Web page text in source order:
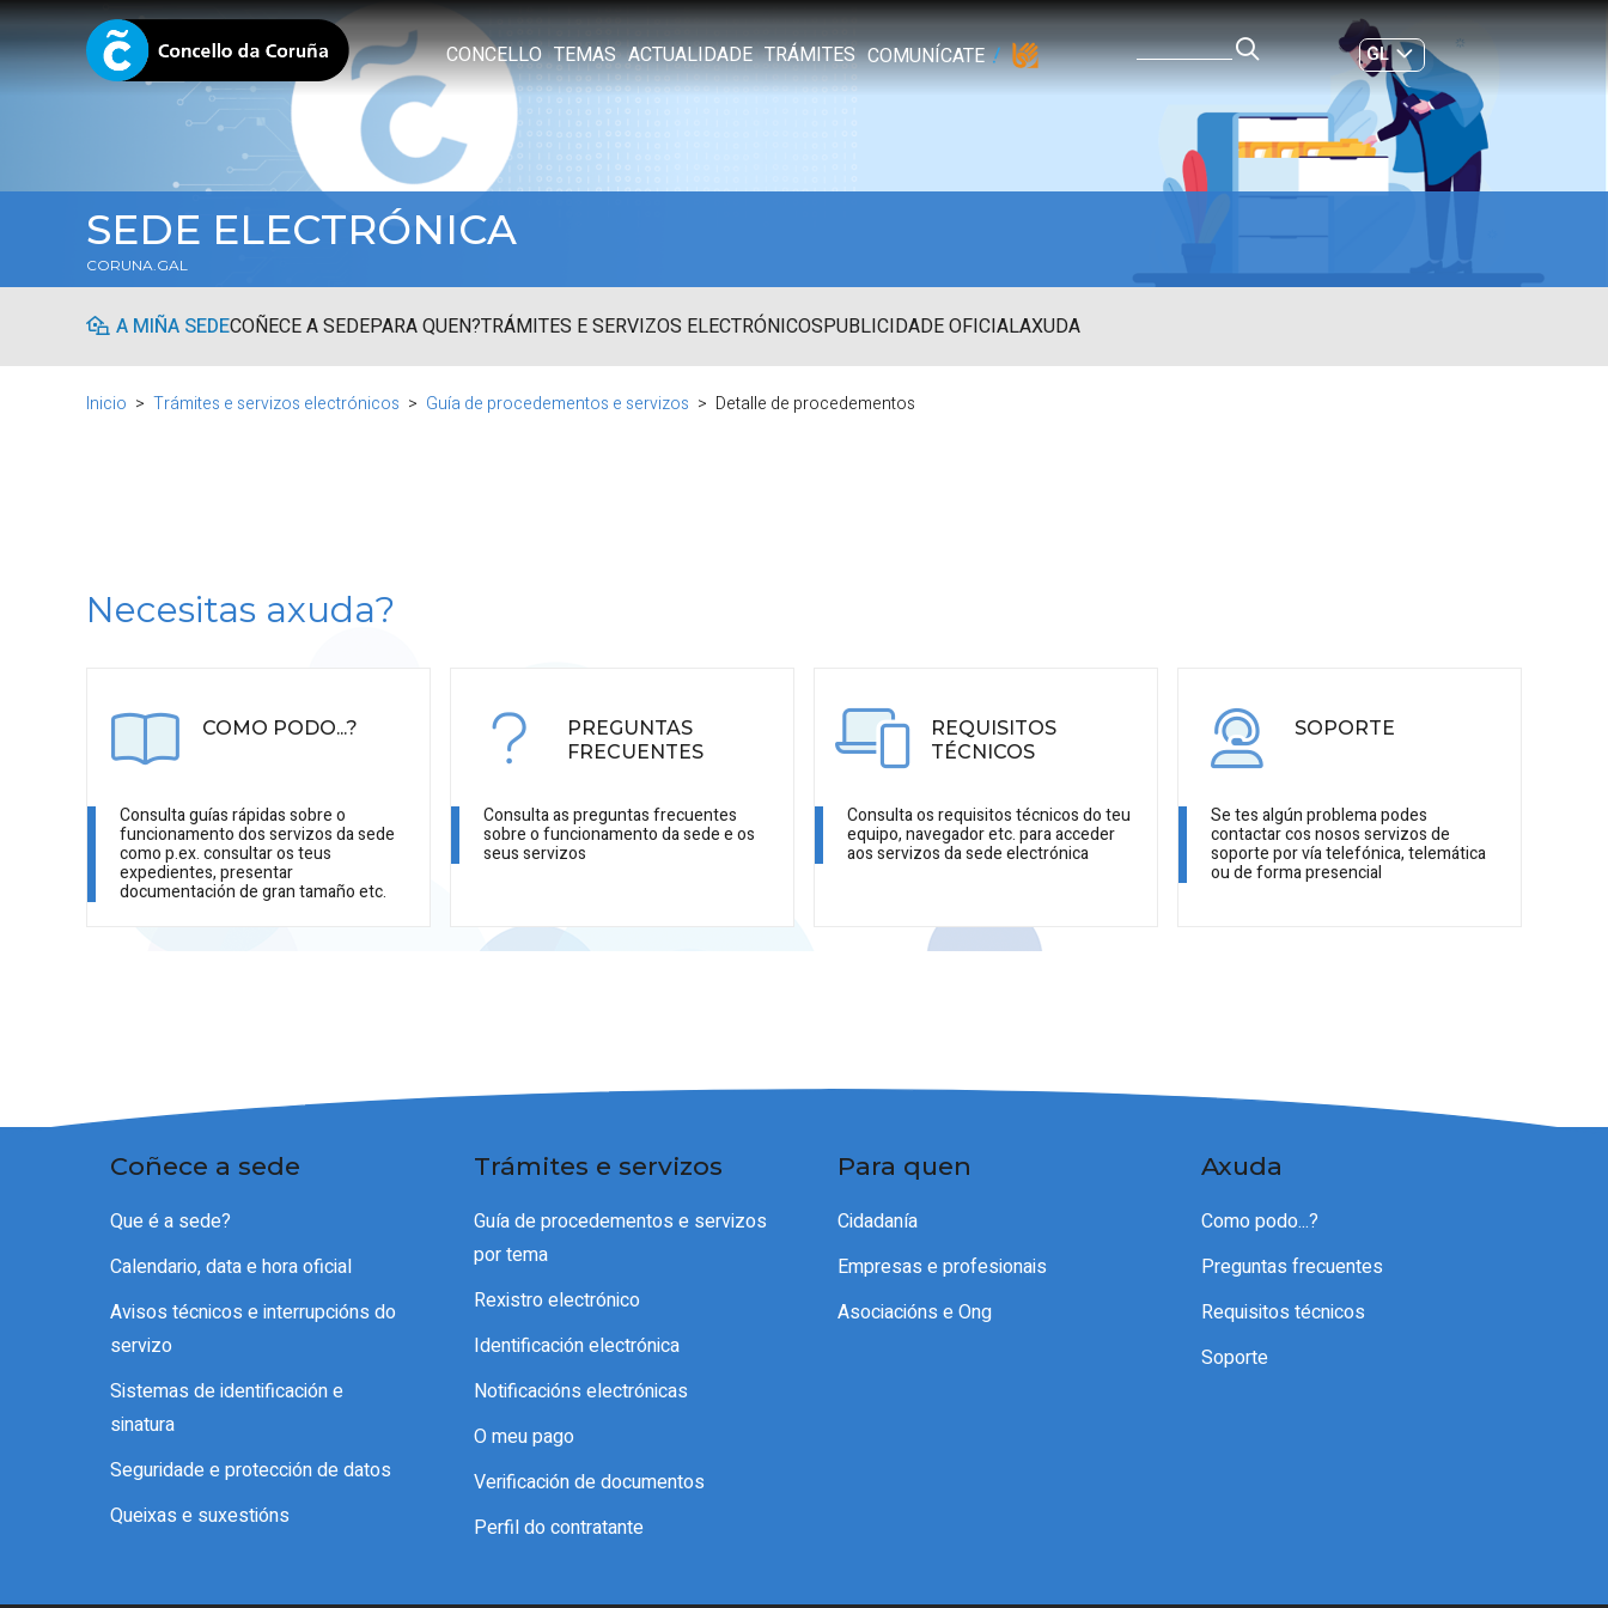
CONCELLO TEMAS ACTUALIDADE TRÁMITES COMUNÍCATE
GL
ES|
SEDE ELECTRÓNICA
CORUNA.GAL
A MIÑA SEDECOÑECE A SEDEPARA QUEN?TRÁMITES E SERVIZOS ELECTRÓNICOSPUBLICIDADE OFICIALAXUDA
Inicio Trámites e servizos electrónicos Guía de procedementos e servizos Detalle de procedementos
Necesitas axuda?
COMO PODO...?
Consulta guías rápidas sobre o
funcionamento dos servizos da sede
como p.ex. consultar os teus
expedientes, presentar
documentación de gran tamaño etc.
PREGUNTAS
FRECUENTES
Consulta as preguntas frecuentes
sobre o funcionamento da sede e os
seus servizos
REQUISITOS
TÉCNICOS
Consulta os requisitos técnicos do teu
equipo, navegador etc. para acceder
aos servizos da sede electrónica
SOPORTE
Se tes algún problema podes
contactar cos nosos servizos de
soporte por vía telefónica, telemática
ou de forma presencial
Coñece a sede
Que é a sede?
Calendario, data e hora oficial
Avisos técnicos e interrupcións do
servizo
Sistemas de identificación e
sinatura
Seguridade e protección de datos
Queixas e suxestións
Trámites e servizos
Guía de procedementos e servizos
por tema
Rexistro electrónico
Identificación electrónica
Notificacións electrónicas
O meu pago
Verificación de documentos
Perfil do contratante
Para quen
Cidadanía
Empresas e profesionais
Asociacións e Ong
Axuda
Como podo...?
Preguntas frecuentes
Requisitos técnicos
Soporte